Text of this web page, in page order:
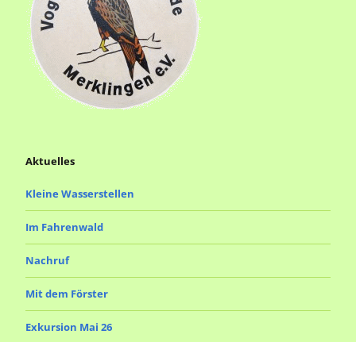
Aktuelles
Kleine Wasserstellen
Im Fahrenwald
Nachruf
Mit dem Förster
Exkursion Mai 26